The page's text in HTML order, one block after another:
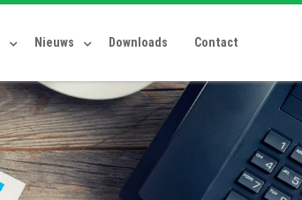
Nieuws Downloads Contact